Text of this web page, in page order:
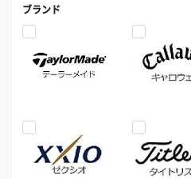
ブランド